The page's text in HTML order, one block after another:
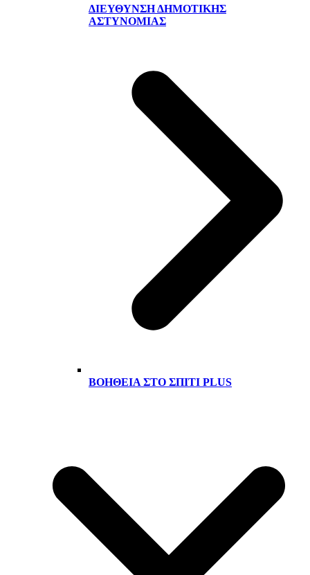
ΔΙΕΎΘΥΝΣΗ ΔΗΜΟΤΙΚΉΣ
ΑΣΤΥΝΟΜΊΑΣ
ΒΟΉΘΕΙΑ ΣΤΟ ΣΠΊΤΙ PLUS